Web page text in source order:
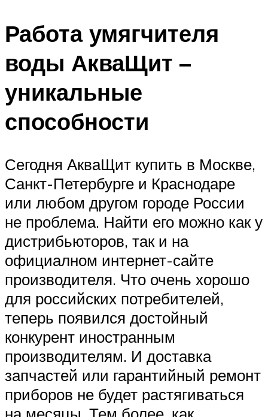
Работа умягчителя
воды АкваЩит –
уникальные
способности
Сегодня АкваЩит купить в Москве,
Санкт-Петербурге и Краснодаре
или любом другом городе России
не проблема. Найти его можно как у
дистрибьюторов, так и на
официалном интернет-сайте
производителя. Что очень хорошо
для российских потребителей,
теперь появился достойный
конкурент иностранным
производителям. И доставка
запчастей или гарантийный ремонт
приборов не будет растягиваться